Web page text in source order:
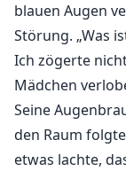
blauen Augen
Störung. „Was
Ich zögerte
Mädchen
Seine
den Raum
etwas lachte,